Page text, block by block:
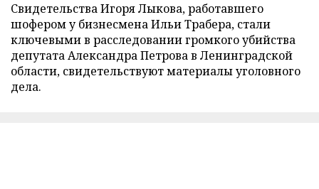
Свидетельства Игоря Лыкова, работавшего
шофером у бизнесмена Ильи Трабера, стали
ключевыми в расследовании громкого убийства
депутата Александра Петрова в Ленинградской
области, свидетельствуют материалы уголовного
дела.